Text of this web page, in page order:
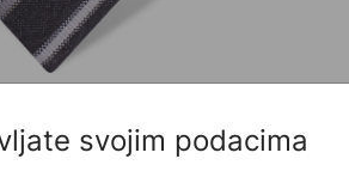
svojim podacima